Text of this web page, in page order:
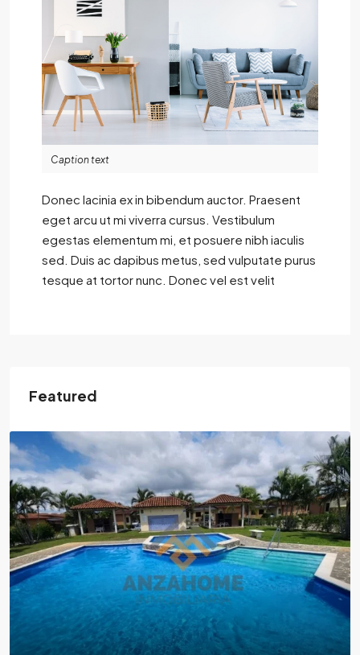
Caption text
Donec lacinia ex in bibendum auctor. Praesent
eget arcu ut mi viverra cursus. Vestibulum
egestas elementum mi, et posuere nibh iaculis
sed. Duis ac dapibus metus, sed vulputate purus
tesque at tortor nunc. Donec vel est velit
Featured